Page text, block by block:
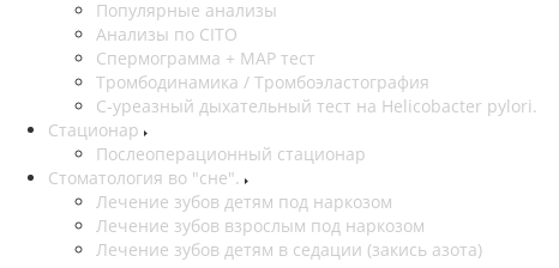
Популярные анализы
Анализы по CITO
Спермограмма + МАР тест
Тромбодинамика / Тромбоэластография
С-уреазный дыхательный тест на Helicobacter pylori.
Стационар
Послеоперационный стационар
Стоматология во "сне".
Лечение зубов детям под наркозом
Лечение зубов взрослым под наркозом
Лечение зубов детям в седации (закись азота)